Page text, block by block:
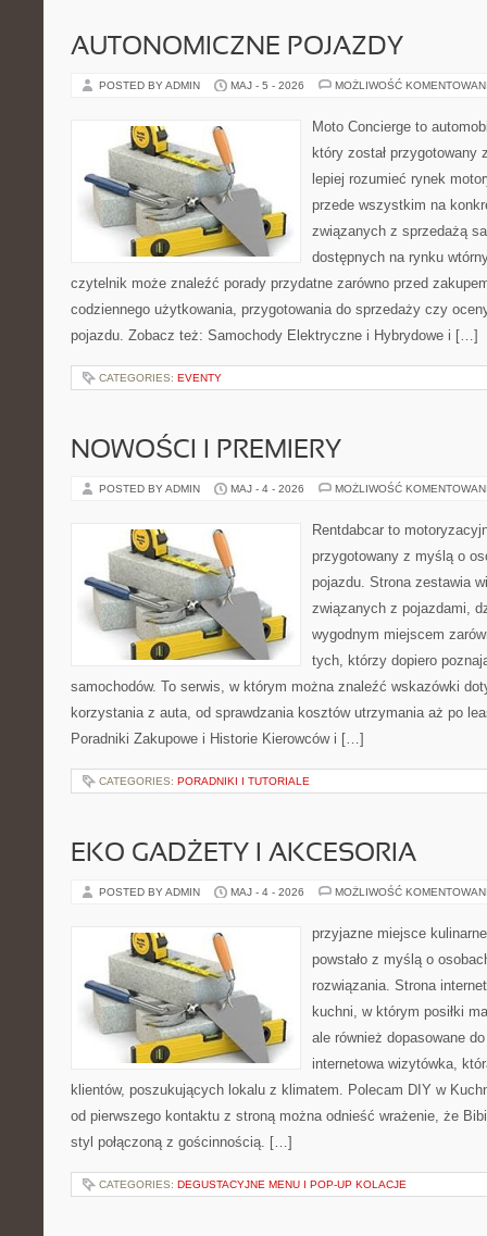
AUTONOMICZNE POJAZDY
POSTED BY ADMIN MAJ - 5 - 2026 MOŻLIWOŚĆ
Moto Concierge to
który został
lepiej rozumieć rynek
przede wszystkim na
związanych z sprzedażą
dostępnych na rynku
czytelnik może znaleźć porady przydatne zarówno przed
codziennego użytkowania, przygotowania do sprzedaży czy
pojazdu. Zobacz też: Samochody Elektryczne i Hybrydowe i […]
CATEGORIES: EVENTY
NOWOŚCI I PREMIERY
POSTED BY ADMIN MAJ - 4 - 2026 MOŻLIWOŚĆ
Rentdabcar to
przygotowany z myślą o
pojazdu. Strona zestawia
związanych z pojazdami,
wygodnym miejscem
tych, którzy dopiero
samochodów. To serwis, w którym można znaleźć wskazówki
korzystania z auta, od sprawdzania kosztów utrzymania aż po
Poradniki Zakupowe i Historie Kierowców i […]
CATEGORIES: PORADNIKI I TUTORIALE
EKO GADŻETY I AKCESORIA
POSTED BY ADMIN MAJ - 4 - 2026 MOŻLIWOŚĆ
przyjazne miejsce
powstało z myślą o
rozwiązania. Strona
kuchni, w którym posiłki
ale również dopasowane
internetowa wizytówka,
klientów, poszukujących lokalu z klimatem. Polecam DIY w
od pierwszego kontaktu z stroną można odnieść wrażenie, że
styl połączoną z gościnnością. […]
CATEGORIES: DEGUSTACYJNE MENU I POP-UP KOLACJE